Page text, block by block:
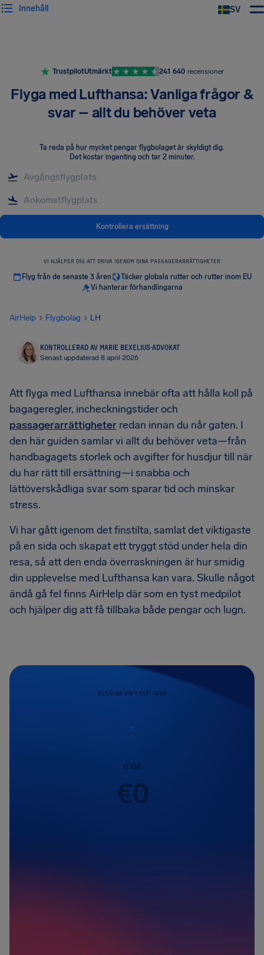
SV
Innehåll
TrustpilotUtmärkt 241 640 recensioner
Flyga med Lufthansa: Vanliga frågor &
svar – allt du behöver veta
Ta reda på hur mycket pengar flygbolaget är skyldigt dig.
Det kostar ingenting och tar 2 minuter.
Kontrollera ersättning
VI HJÄLPER DIG ATT DRIVA IGENOM DINA PASSAGERARRÄTTIGHETER
Flyg från de senaste 3 åren
Täcker globala rutter och rutter inom EU
Vi hanterar förhandlingarna
AirHelp Flygbolag LH
KONTROLLERAD AV MARIE BEXELIUS·ADVOKAT
Senast uppdaterad 8 april 2026
Att flyga med Lufthansa innebär ofta att hålla koll på
bagageregler, incheckningstider och
passagerarrättigheter redan innan du når gaten. I
den här guiden samlar vi allt du behöver veta—från
handbagagets storlek och avgifter för husdjur till när
du har rätt till ersättning—i snabba och
lättöverskådliga svar som sparar tid och minskar
stress.
Vi har gått igenom det finstilta, samlat det viktigaste
på en sida och skapat ett tryggt stöd under hela din
resa, så att den enda överraskningen är hur smidig
din upplevelse med Lufthansa kan vara. Skulle något
ändå gå fel finns AirHelp där som en tyst medpilot
och hjälper dig att få tillbaka både pengar och lugn.
BERÄKNA DIN ERSÄTTNING
0KM
€0